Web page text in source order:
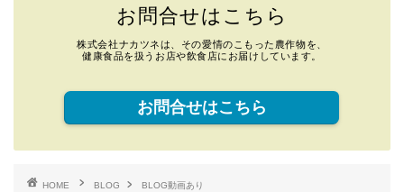
お問合せはこちら
株式会社ナカツネは、その愛情のこもった農作物を、
健康食品を扱うお店や飲食店にお届けしています。
お問合せはこちら
HOME BLOG
BLOG動画あり